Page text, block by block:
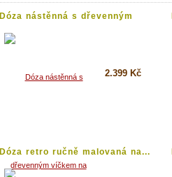
Dóza nástěnná s dřevenným
2.399 Kč
Dóza retro ručně malovaná na...